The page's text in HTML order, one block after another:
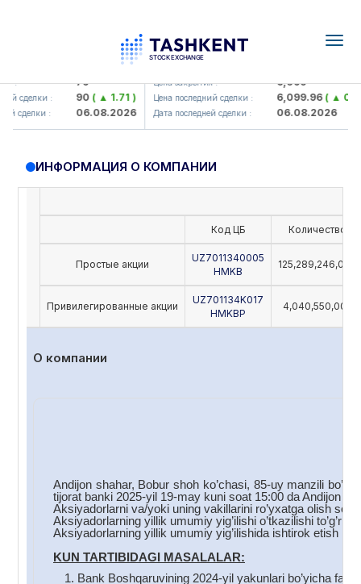
79
сделки : 90( ▲ 1.71 )
сделки : 06.08.2026
UZMK (<O'zmetkombinat> AJ)
Цена закрытия : 6,099
Цена последний сделки : 6,099.96( ▲ 0.08 )
Дата последней сделки : 06.08.2026
ИНФОРМАЦИЯ О КОМПАНИИ
Код ЦБ Количество
Простые акции
UZ7011340005
HMKB
125,289,246,000
Привилегированные акции
UZ701134K017
HMKBP
4,040,550,000
О компании
Andijon shahar, Bobur shoh ko’chasi, 85-uy manzili
tijorat banki 2025-yil 19-may kuni soat 15:00 da Andijon
Aksiyadorlarni va/yoki uning vakillarini ro’yxatga olish
Aksiyadorlarning yillik umumiy yig’ilishi o’tkazilishi
Aksiyadorlarning yillik umumiy yig’ilishida ishtirok etish
KUN TARTIBIDAGI MASALALAR:
Bank Boshqaruvining 2024-yil yakunlari bo’yicha